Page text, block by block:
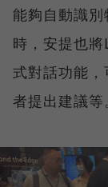
能夠自動識
時，安提也
式對話功能
者提出建議等